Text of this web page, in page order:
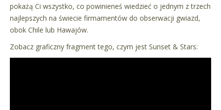
pokażą Ci wszystko, co powinieneś wiedzieć o jednym z trzech
najlepszych na świecie firmamentów do obserwacji gwiazd,
obok Chile lub Hawajów.
Zobacz graficzny fragment tego, czym jest Sunset & Stars: